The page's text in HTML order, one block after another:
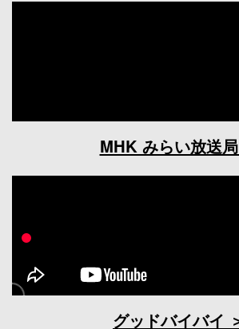
MHK みらい放送局
グッドバイバイ